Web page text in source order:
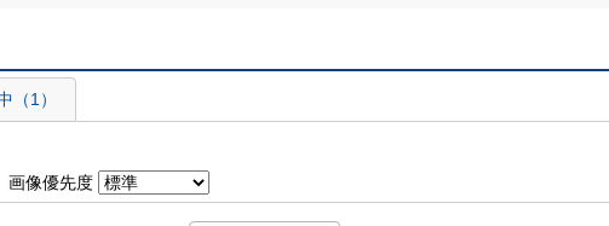
（1）
画像優先度